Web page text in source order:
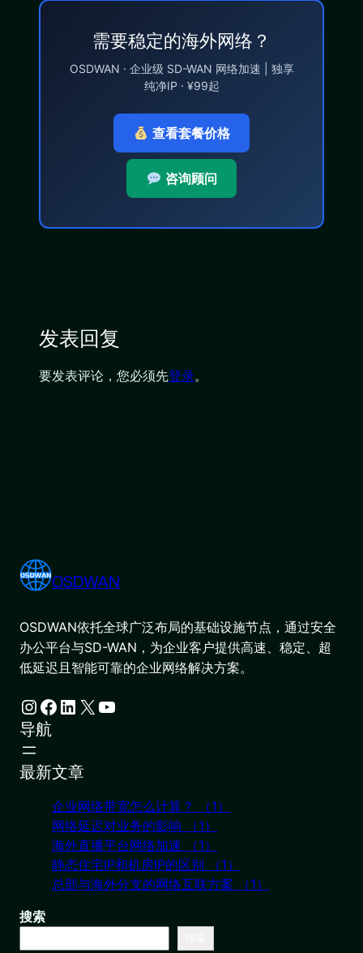
需要稳定的海外网络？
OSDWAN · 企业级 SD-WAN 网络加速 | 独享
纯净IP · ¥99起
查看套餐价格
咨询顾问
发表回复
要发表评论，您必须先登录。
OSDWAN
OSDWAN依托全球广泛布局的基础设施节点，通过安全
办公平台与SD-WAN，为企业客户提供高速、稳定、超
低延迟且智能可靠的企业网络解决方案。
Instagram Facebook LinkedIn X YouTube
导航
最新文章
企业网络带宽怎么计算？ （1）
网络延迟对业务的影响 （1）
海外直播平台网络加速 （1）
静态住宅IP和机房IP的区别 （1）
总部与海外分支的网络互联方案 （1）
搜索